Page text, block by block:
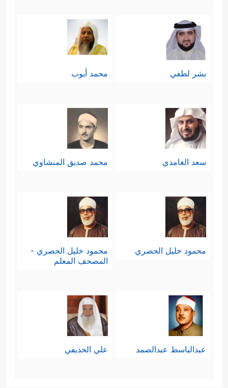
بشر لطفي محمد أيوب
سعد الغامدي محمد صديق المنشاوي
محمود خليل الحصري
محمود خليل الحصري -
المصحف المعلم
عبدالباسط عبدالصمد علي الحذيفي